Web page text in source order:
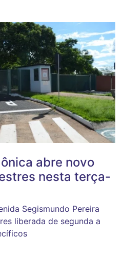
abre novo
nesta terça-
Segismundo Pereira
liberada de segunda a